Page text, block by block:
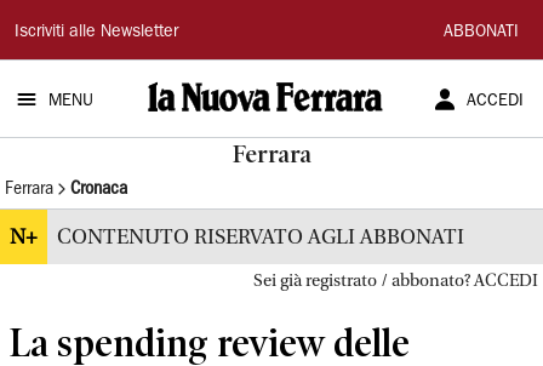
La
Nuova
Ferrara
Iscriviti alle Newsletter ABBONATI
MENU ACCEDI
Ferrara
Ferrara Cronaca
N+ CONTENUTO RISERVATO AGLI ABBONATI
Sei già registrato / abbonato? ACCEDI
La spending review delle